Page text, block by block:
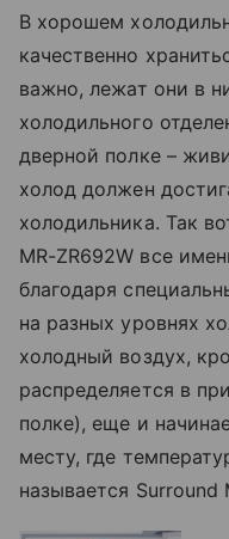
В хорошем
качественно
важно, лежат они в
холодильного
дверной полке –
холод должен
холодильника. Так
MR-ZR692W все
благодаря
на разных уровнях
холодный воздух,
распределяется в
полке), еще и
месту, где
называется Surround